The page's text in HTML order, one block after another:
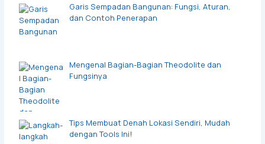
Garis Sempadan Bangunan: Fungsi, Aturan,
dan Contoh Penerapan
Mengenal Bagian-Bagian Theodolite dan
Fungsinya
Tips Membuat Denah Lokasi Sendiri, Mudah
dengan Tools Ini!